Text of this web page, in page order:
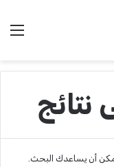
نتائج
أن يساعدك البحث.